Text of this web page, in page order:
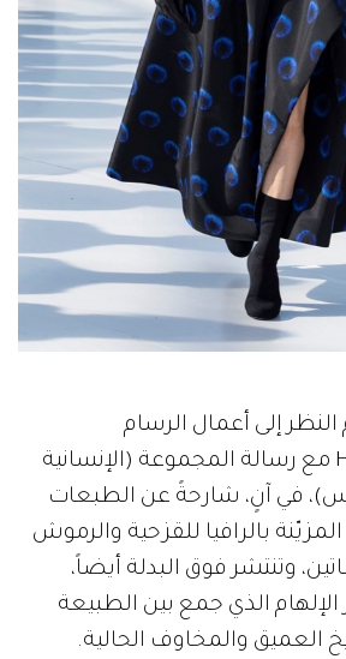
النظر إلى أعمال الرسام
Hieronymus Bosch مع رسالة المجموعة (الإنسانية
في آنٍ، شارحةً عن الطبعات
بالرافيا للقزحية والرموش
وتنتشر فوق البدلة أيضاً،
الذي جمع بين الطبيعة
العميق والمخاوف الحالية.